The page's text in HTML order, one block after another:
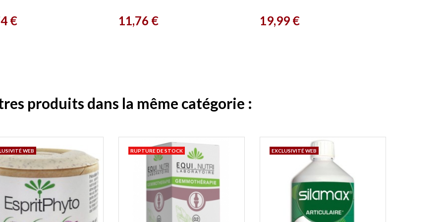
€ Prix
11,76 € Prix
19,99 €
produits dans la même catégorie :
WEB RUPTURE DE STOCK EXCLUSIVITÉ WEB